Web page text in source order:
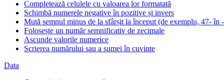
Completează celulele cu valoarea lor formatată
Schimbă numerele negative în pozitive și invers
Mută semnul minus de la sfârșit la început (de exemplu, 47- în
Folosește un număr semnificativ de zecimale
Ascunde valorile numerice
Scrierea numărului sau a sumei în cuvinte
Data